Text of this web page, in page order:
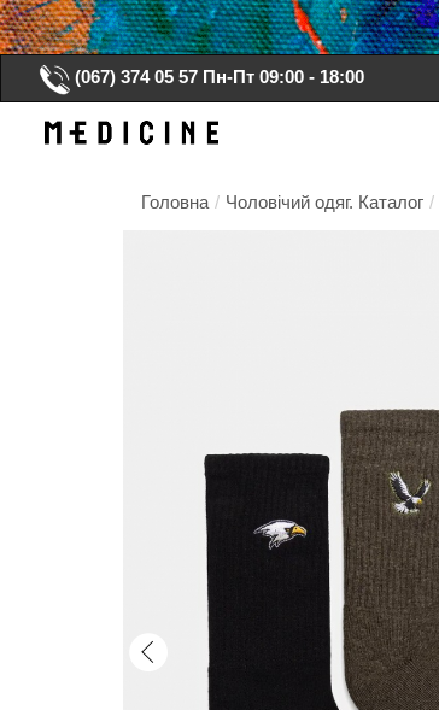
(067) 374 05 57 Пн-Пт 09:00 - 18:00
Головна / Чоловічий одяг. Каталог /